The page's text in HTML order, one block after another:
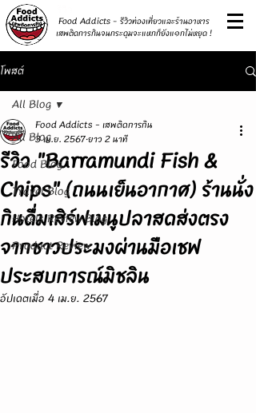
Food Addicts - รีวิวท่องเที่ยวและร้านอาหาร
เสพติดการกินจนกระดุมจะแหกก็ยังแ๑กไม่หยุด !
โพสต์
All Blog
Food Blog
Travel Blog
Hotels Review Blog
Product Review
All Blog
รีวิว "Barramundi Fish &
Chips" (ถนนเย็นอากาศ) ร้านนั่ง
กินดื่มเสิร์ฟเมนูปลาสดส่งตรง
จากชาวประมงผ่านมือเชฟ
ประสบการณ์มิชลิน
Food Addicts - เสพติดการกิน
3 เม.ย. 2567ยาว 2 นาที
อัปเดตเมื่อ 4 เม.ย. 2567